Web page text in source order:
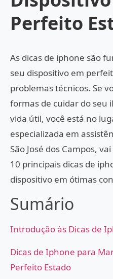
Perfeito
As dicas de iphone são
seu dispositivo em
problemas técnicos. Se
formas de cuidar do seu
vida útil, você está no
especializada em
São José dos Campos,
10 principais dicas de
dispositivo em ótimas
Sumário
Introdução às Dicas de
Dicas de Iphone para
Perfeito Estado